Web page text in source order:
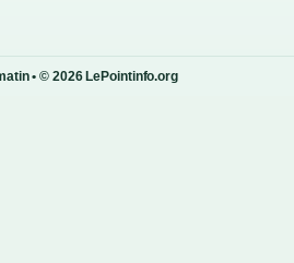
• © 2026 LePointinfo.org